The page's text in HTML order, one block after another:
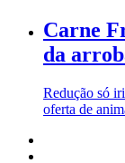
Carne
da
Redução só
oferta de